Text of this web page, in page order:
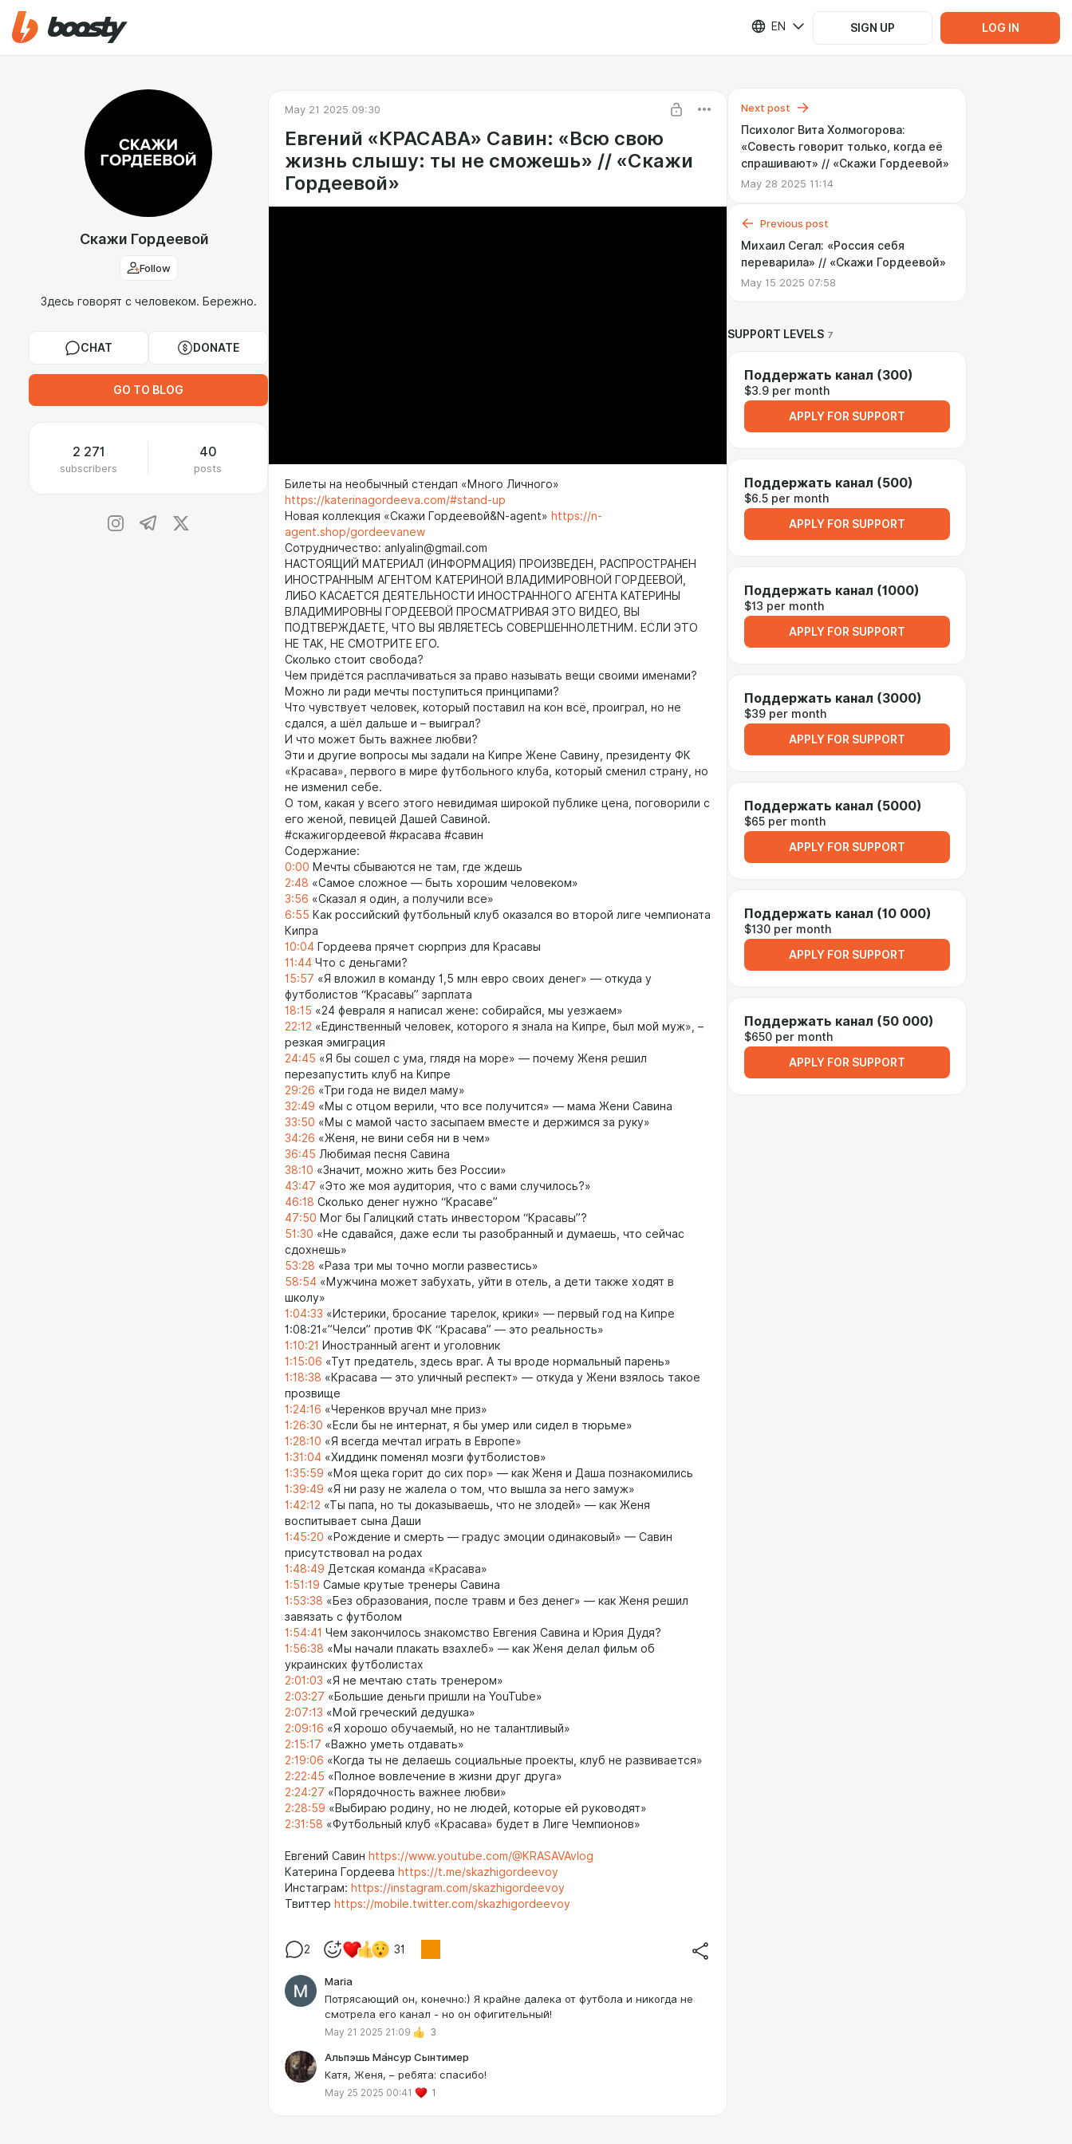
EN SIGN UP LOG IN
Скажи Гордеевой
Follow
Здесь говорят с человеком. Бережно.
CHAT DONATE
GO TO BLOG
2 271
subscribers
40
posts
May 21 2025 09:30
Евгений «КРАСАВА» Савин: «Всю свою
жизнь слышу: ты не сможешь» // «Скажи
Гордеевой»
Билеты на необычный стендап «Много Личного»
https://katerinagordeeva.com/#stand-up
Новая коллекция «Скажи Гордеевой&N-agent» https://n-
agent.shop/gordeevanew
Сотрудничество: anlyalin@gmail.com
НАСТОЯЩИЙ МАТЕРИАЛ (ИНФОРМАЦИЯ) ПРОИЗВЕДЕН, РАСПРОСТРАНЕН
ИНОСТРАННЫМ АГЕНТОМ КАТЕРИНОЙ ВЛАДИМИРОВНОЙ ГОРДЕЕВОЙ,
ЛИБО КАСАЕТСЯ ДЕЯТЕЛЬНОСТИ ИНОСТРАННОГО АГЕНТА КАТЕРИНЫ
ВЛАДИМИРОВНЫ ГОРДЕЕВОЙ ПРОСМАТРИВАЯ ЭТО ВИДЕО, ВЫ
ПОДТВЕРЖДАЕТЕ, ЧТО ВЫ ЯВЛЯЕТЕСЬ СОВЕРШЕННОЛЕТНИМ. ЕСЛИ ЭТО
НЕ ТАК, НЕ СМОТРИТЕ ЕГО.
Сколько стоит свобода?
Чем придётся расплачиваться за право называть вещи своими именами?
Можно ли ради мечты поступиться принципами?
Что чувствует человек, который поставил на кон всё, проиграл, но не
сдался, а шёл дальше и – выиграл?
И что может быть важнее любви?
Эти и другие вопросы мы задали на Кипре Жене Савину, президенту ФК
«Красава», первого в мире футбольного клуба, который сменил страну, но
не изменил себе.
О том, какая у всего этого невидимая широкой публике цена, поговорили с
его женой, певицей Дашей Савиной.
#скажигордеевой #красава #савин
Содержание:
0:00 Мечты сбываются не там, где ждешь
2:48 «Самое сложное — быть хорошим человеком»
3:56 «Сказал я один, а получили все»
6:55 Как российский футбольный клуб оказался во второй лиге чемпионата
Кипра
10:04 Гордеева прячет сюрприз для Красавы
11:44 Что с деньгами?
15:57 «Я вложил в команду 1,5 млн евро своих денег» — откуда у
футболистов “Красавы” зарплата
18:15 «24 февраля я написал жене: собирайся, мы уезжаем»
22:12 «Единственный человек, которого я знала на Кипре, был мой муж», –
резкая эмиграция
24:45 «Я бы сошел с ума, глядя на море» — почему Женя решил
перезапустить клуб на Кипре
29:26 «Три года не видел маму»
32:49 «Мы с отцом верили, что все получится» — мама Жени Савина
33:50 «Мы с мамой часто засыпаем вместе и держимся за руку»
34:26 «Женя, не вини себя ни в чем»
36:45 Любимая песня Савина
38:10 «Значит, можно жить без России»
43:47 «Это же моя аудитория, что с вами случилось?»
46:18 Сколько денег нужно “Красаве”
47:50 Мог бы Галицкий стать инвестором “Красавы”?
51:30 «Не сдавайся, даже если ты разобранный и думаешь, что сейчас
сдохнешь»
53:28 «Раза три мы точно могли развестись»
58:54 «Мужчина может забухать, уйти в отель, а дети также ходят в
школу»
1:04:33 «Истерики, бросание тарелок, крики» — первый год на Кипре
1:08:21«”Челси” против ФК “Красава” — это реальность»
1:10:21 Иностранный агент и уголовник
1:15:06 «Тут предатель, здесь враг. А ты вроде нормальный парень»
1:18:38 «Красава — это уличный респект» — откуда у Жени взялось такое
прозвище
1:24:16 «Черенков вручал мне приз»
1:26:30 «Если бы не интернат, я бы умер или сидел в тюрьме»
1:28:10 «Я всегда мечтал играть в Европе»
1:31:04 «Хиддинк поменял мозги футболистов»
1:35:59 «Моя щека горит до сих пор» — как Женя и Даша познакомились
1:39:49 «Я ни разу не жалела о том, что вышла за него замуж»
1:42:12 «Ты папа, но ты доказываешь, что не злодей» — как Женя
воспитывает сына Даши
1:45:20 «Рождение и смерть — градус эмоции одинаковый» — Савин
присутствовал на родах
1:48:49 Детская команда «Красава»
1:51:19 Самые крутые тренеры Савина
1:53:38 «Без образования, после травм и без денег» — как Женя решил
завязать с футболом
1:54:41 Чем закончилось знакомство Евгения Савина и Юрия Дудя?
1:56:38 «Мы начали плакать взахлеб» — как Женя делал фильм об
украинских футболистах
2:01:03 «Я не мечтаю стать тренером»
2:03:27 «Большие деньги пришли на YouTube»
2:07:13 «Мой греческий дедушка»
2:09:16 «Я хорошо обучаемый, но не талантливый»
2:15:17 «Важно уметь отдавать»
2:19:06 «Когда ты не делаешь социальные проекты, клуб не развивается»
2:22:45 «Полное вовлечение в жизни друг друга»
2:24:27 «Порядочность важнее любви»
2:28:59 «Выбираю родину, но не людей, которые ей руководят»
2:31:58 «Футбольный клуб «Красава» будет в Лиге Чемпионов»
Евгений Савин https://www.youtube.com/@KRASAVAvlog
Катерина Гордеева https://t.me/skazhigordeevoy
Инстаграм: https://instagram.com/skazhigordeevoy
Твиттер https://mobile.twitter.com/skazhigordeevoy
2 31
Maria
Потрясающий он, конечно:) Я крайне далека от футбола и никогда не
смотрела его канал - но он офигительный!
May 21 2025 21:09 3
Альпэшь Ма́нсур Сынтимер
Катя, Женя, – ребята: спасибо!
May 25 2025 00:41 1
Next post
Психолог Вита Холмогорова:
«Cовесть говорит только, когда её
спрашивают» // «Cкажи Гордеевой»
May 28 2025 11:14
Previous post
Михаил Сегал: «Россия себя
переварила» // «Скажи Гордеевой»
May 15 2025 07:58
SUPPORT LEVELS 7
Поддержать канал (300)
$3.9 per month
APPLY FOR SUPPORT
Поддержать канал (500)
$6.5 per month
APPLY FOR SUPPORT
Поддержать канал (1000)
$13 per month
APPLY FOR SUPPORT
Поддержать канал (3000)
$39 per month
APPLY FOR SUPPORT
Поддержать канал (5000)
$65 per month
APPLY FOR SUPPORT
Поддержать канал (10 000)
$130 per month
APPLY FOR SUPPORT
Поддержать канал (50 000)
$650 per month
APPLY FOR SUPPORT